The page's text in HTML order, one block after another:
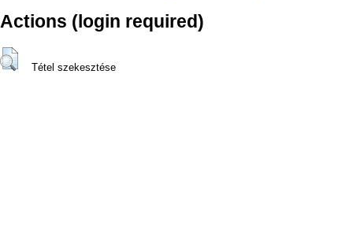
Actions (login required)
Tétel szekesztése